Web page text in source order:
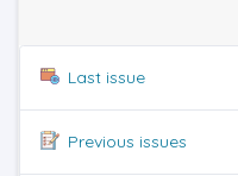
Last issue
Previous issues